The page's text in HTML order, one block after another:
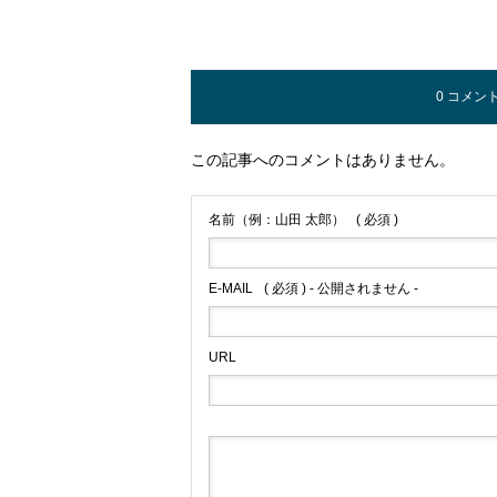
0 コメン
この記事へのコメントはありません。
名前（例：山田 太郎） ( 必須 )
E-MAIL ( 必須 ) - 公開されません -
URL